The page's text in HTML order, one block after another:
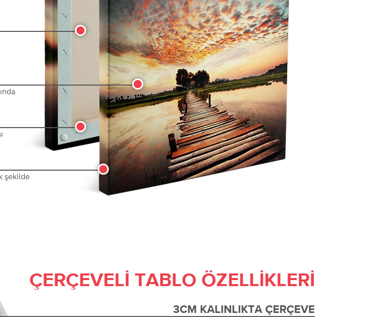
şekilde
ÇERÇEVELI TABLO ÖZELLIKLERI
3CM KALINLIKTA ÇERÇEVE